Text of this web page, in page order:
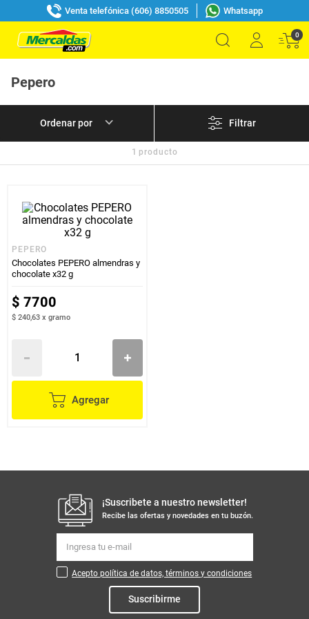
Venta telefónica (606) 8850505 Whatsapp
0
Pepero
Filtrar
1 producto
PEPERO
Chocolates PEPERO almendras y
chocolate x32 g
$ 7700
$ 240,63 x gramo
Agregar
¡Suscribete a nuestro newsletter!
Recibe las ofertas y novedades en tu buzón.
Acepto política de datos, términos y condiciones
Suscribirme